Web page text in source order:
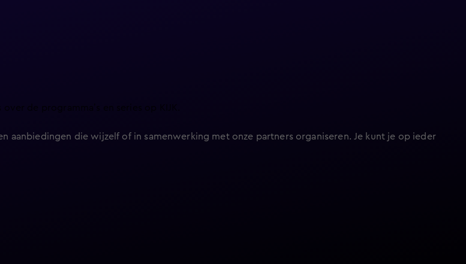
de programma’s en series op KIJK.
aanbiedingen die wijzelf of in samenwerking met onze partners organiseren. Je kunt je op ieder